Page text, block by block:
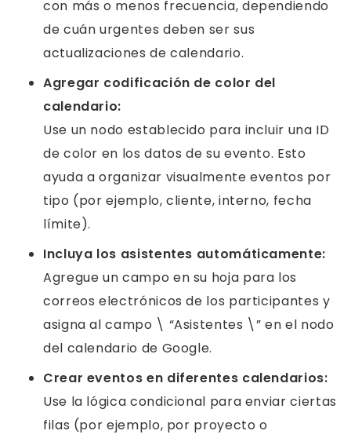
con más o menos frecuencia, dependiendo
de cuán urgentes deben ser sus
actualizaciones de calendario.
Agregar codificación de color del
calendario:
Use un nodo establecido para incluir una ID
de color en los datos de su evento. Esto
ayuda a organizar visualmente eventos por
tipo (por ejemplo, cliente, interno, fecha
límite).
Incluya los asistentes automáticamente:
Agregue un campo en su hoja para los
correos electrónicos de los participantes y
asigna al campo \ “Asistentes \” en el nodo
del calendario de Google.
Crear eventos en diferentes calendarios:
Use la lógica condicional para enviar ciertas
filas (por ejemplo, por proyecto o